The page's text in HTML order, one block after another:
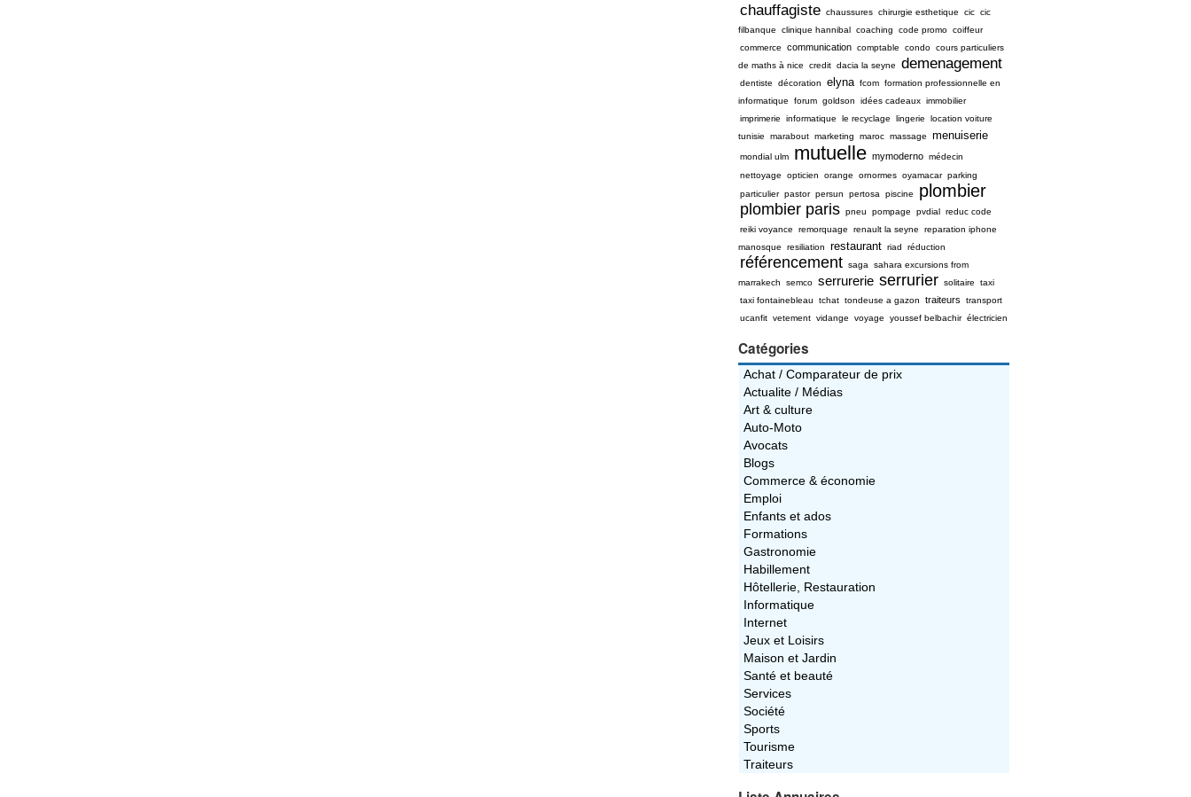
chauffagiste chaussures chirurgie esthetique cic cic
filbanque
clinique hannibal coaching code promo coiffeur
commerce
communication comptable condo cours particuliers
de maths à nice
credit dacia la seyne demenagement
dentiste décoration elyna fcom formation professionnelle en
informatique
forum goldson idées cadeaux immobilier
imprimerie
informatique le recyclage lingerie
location voiture
tunisie
marabout marketing maroc massage menuiserie
mondial ulm mutuelle mymoderno médecin
nettoyage
opticien orange ornormes oyamacar parking
particulier pastor persun pertosa piscine plombier
plombier paris pneu pompage pvdial reduc code
reiki voyance
remorquage renault la seyne
reparation iphone
manosque
resiliation restaurant riad réduction
référencement saga
sahara excursions from
marrakech
semco serrurerie serrurier solitaire
taxi
taxi fontainebleau
tchat tondeuse a gazon traiteurs
transport
ucanfit vetement vidange voyage youssef belbachir électricien
Catégories
Achat / Comparateur de prix
Actualite / Médias
Art & culture
Auto-Moto
Avocats
Blogs
Commerce & économie
Emploi
Enfants et ados
Formations
Gastronomie
Habillement
Hôtellerie, Restauration
Informatique
Internet
Jeux et Loisirs
Maison et Jardin
Santé et beauté
Services
Société
Sports
Tourisme
Traiteurs